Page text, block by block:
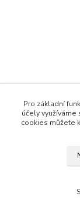
Pro základní
účely
cookies můžete